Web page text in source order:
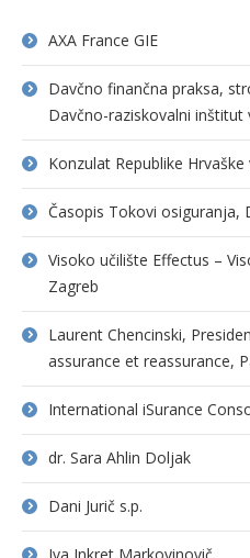
AXA France GIE
Davčno finančna praksa,
Davčno-raziskovalni inštitut
Konzulat Republike
Časopis Tokovi osiguranja,
Visoko učilište Effectus –
Zagreb
Laurent Chencinski,
assurance et reassurance,
International iSurance
dr. Sara Ahlin Doljak
Dani Jurič s.p.